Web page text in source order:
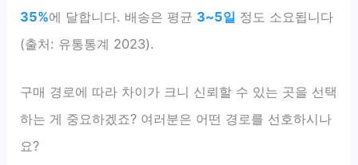
35%에 달합니다. 배송은 평균 3~5일 정도 소요됩니다
(출처: 유통통계 2023).
구매 경로에 따라 차이가 크니 신뢰할 수 있는 곳을 선택
하는 게 중요하겠죠? 여러분은 어떤 경로를 선호하시나
요?